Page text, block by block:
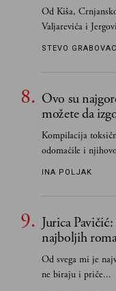
Od Kiša,
Valjarevića i
STEVO GRABOVAC
Ovo su
možete da
Kompilacija
odomaćile i
INA POLJAK
Jurica
najboljih
Od svega mi je
ne biraju i priče...